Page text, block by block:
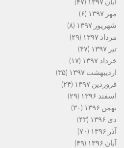
آبان ۱۳۹۷
(۴۷)
مهر ۱۳۹۷
(۶)
شهریور ۱۳۹۷
(۸)
مرداد ۱۳۹۷
(۲۹)
تیر ۱۳۹۷
(۴۷)
خرداد ۱۳۹۷
(۱۷)
اردیبهشت ۱۳۹۷
(۳۵)
فروردین ۱۳۹۷
(۲۴)
اسفند ۱۳۹۶
(۲۹)
بهمن ۱۳۹۶
(۳۰)
دی ۱۳۹۶
(۴۳)
آذر ۱۳۹۶
(۷۰)
آبان ۱۳۹۶
(۴۹)